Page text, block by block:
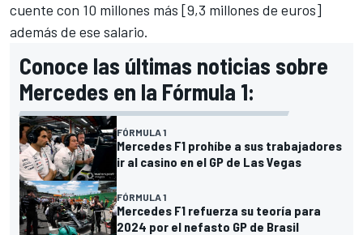
cuente con 10 millones más [9,3 millones de euros]
además de ese salario.
Conoce las últimas noticias sobre
Mercedes en la Fórmula 1:
FÓRMULA 1
Mercedes F1 prohíbe a sus trabajadores
ir al casino en el GP de Las Vegas
FÓRMULA 1
Mercedes F1 refuerza su teoría para
2024 por el nefasto GP de Brasil